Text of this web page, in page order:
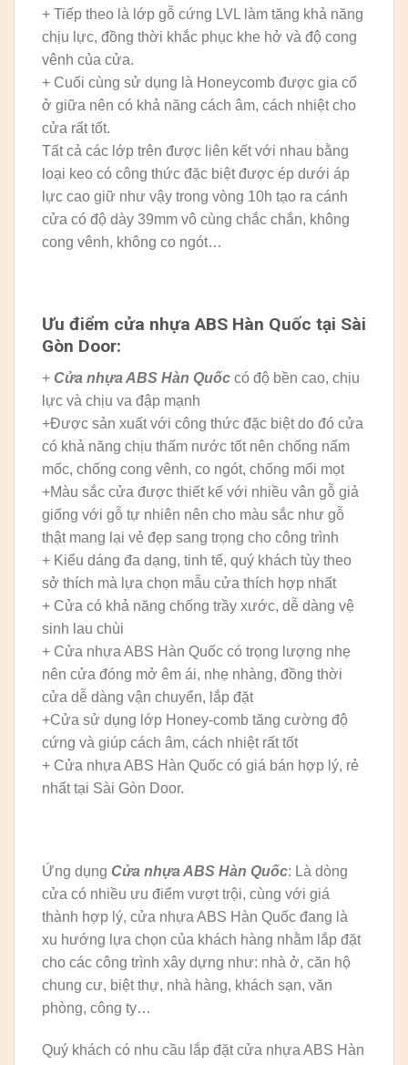
+ Tiếp theo là lớp gỗ cứng LVL làm tăng khả năng
chịu lực, đồng thời khắc phục khe hở và độ cong
vênh của cửa.
+ Cuối cùng sử dụng là Honeycomb được gia cố
ở giữa nên có khả năng cách âm, cách nhiệt cho
cửa rất tốt.
Tất cả các lớp trên được liên kết với nhau bằng
loại keo có công thức đặc biệt được ép dưới áp
lực cao giữ như vậy trong vòng 10h tạo ra cánh
cửa có độ dày 39mm vô cùng chắc chắn, không
cong vênh, không co ngót…
Ưu điểm cửa nhựa ABS Hàn Quốc tại Sài
Gòn Door:
+ Cửa nhựa ABS Hàn Quốc có độ bền cao, chịu
lực và chịu va đập mạnh
+Được sản xuất với công thức đặc biệt do đó cửa
có khả năng chịu thấm nước tốt nên chống nấm
mốc, chống cong vênh, co ngót, chống mối mọt
+Màu sắc cửa được thiết kế với nhiều vân gỗ giả
giống với gỗ tự nhiên nên cho màu sắc như gỗ
thật mang lại vẻ đẹp sang trọng cho công trình
+ Kiểu dáng đa dạng, tinh tế, quý khách tùy theo
sở thích mà lựa chọn mẫu cửa thích hợp nhất
+ Cửa có khả năng chống trầy xước, dễ dàng vệ
sinh lau chùi
+ Cửa nhựa ABS Hàn Quốc có trọng lượng nhẹ
nên cửa đóng mở êm ái, nhẹ nhàng, đồng thời
cửa dễ dàng vận chuyển, lắp đặt
+Cửa sử dụng lớp Honey-comb tăng cường độ
cứng và giúp cách âm, cách nhiệt rất tốt
+ Cửa nhựa ABS Hàn Quốc có giá bán hợp lý, rẻ
nhất tại Sài Gòn Door.
Ứng dụng Cửa nhựa ABS Hàn Quốc: Là dòng
cửa có nhiều ưu điểm vượt trội, cùng với giá
thành hợp lý, cửa nhựa ABS Hàn Quốc đang là
xu hướng lựa chọn của khách hàng nhằm lắp đặt
cho các công trình xây dựng như: nhà ở, căn hộ
chung cư, biệt thự, nhà hàng, khách sạn, văn
phòng, công ty…
Quý khách có nhu cầu lắp đặt cửa nhựa ABS Hàn